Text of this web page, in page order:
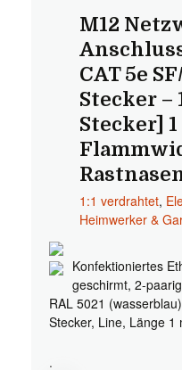
M12
CAT 5e
Stecker –
Stecker]
1:1 verdrahtet,
Heimwerker &
Konfektioniertes
geschirmt, 2-
RAL 5021
Stecker, Line, Länge 1
.